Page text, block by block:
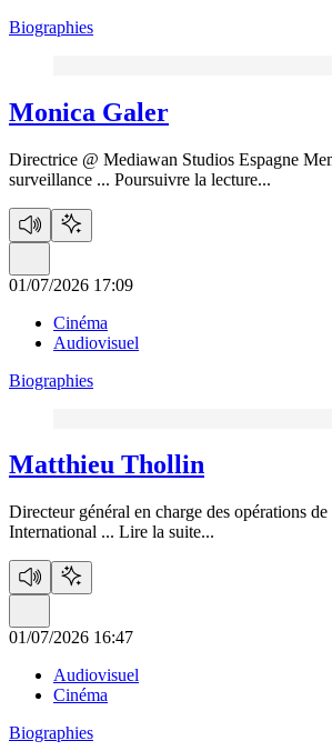
Biographies
Monica Galer
Directrice @ Mediawan Studios Espagne
surveillance ... Poursuivre la lecture...
01/07/2026 17:09
Cinéma
Audiovisuel
Biographies
Matthieu Thollin
Directeur général en charge des opérations
International ... Lire la suite...
01/07/2026 16:47
Audiovisuel
Cinéma
Biographies